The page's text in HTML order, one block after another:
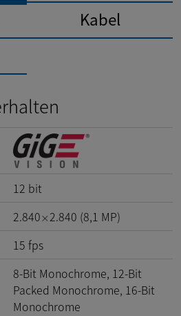
Kabel
12 bit
2.840×2.840 (8,1 MP)
15 fps
8-Bit Monochrome, 12-Bit
Packed Monochrome, 16-Bit
Monochrome